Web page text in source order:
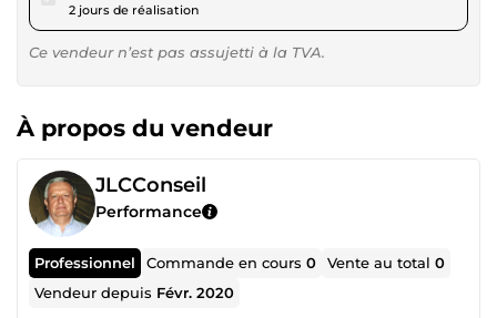
2 jours de réalisation
Ce vendeur n’est pas assujetti à la TVA.
À propos du vendeur
JLCConseil
Performance
Professionnel Commande en cours0 Vente au total0
Vendeur depuis Févr. 2020